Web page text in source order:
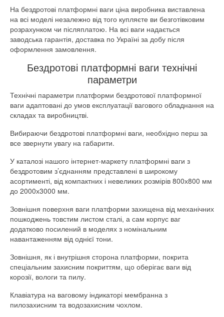
На бездротові платформні ваги ціна виробника виставлена
на всі моделі незалежно від того купляєте ви безготівковим
розрахунком чи післяплатою. На всі ваги надається
заводська гарантія, доставка по Україні за добу після
оформлення замовлення.
Бездротові платформні ваги технічні
параметри
Технічні параметри платформи бездротової платформної
ваги адаптовані до умов експлуатації вагового обладнання на
складах та виробництві.
Вибираючи бездротові платформні ваги, необхідно перш за
все звернути увагу на габарити.
У каталозі нашого інтернет-маркету платформні ваги з
бездротовим з’єднанням представлені в широкому
асортименті, від компактних і невеликих розмірів 800х800 мм
до 2000х3000 мм.
Зовнішня поверхня ваги платформи захищена від механічних
пошкоджень товстим листом сталі, а сам корпус ваг
додатково посилений в моделях з номінальним
навантаженням від однієї тони.
Зовнішня, як і внутрішня сторона платформи, покрита
спеціальним захисним покриттям, що оберігає ваги від
корозії, вологи та пилу.
Клавіатура на ваговому індикаторі мембранна з
пилозахисним та водозахисним чохлом.